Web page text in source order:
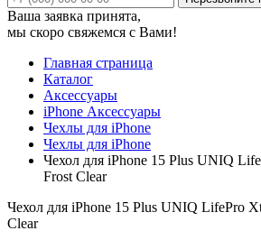
Ваша заявка принята,
мы скоро свяжемся с Вами!
Главная страница
Каталог
Аксессуары
iPhone Аксессуары
Чехлы для iPhone
Чехлы для iPhone
Чехол для iPhone 15 Plus UNIQ
Frost Clear
Чехол для iPhone 15 Plus UNIQ LifePro
Clear